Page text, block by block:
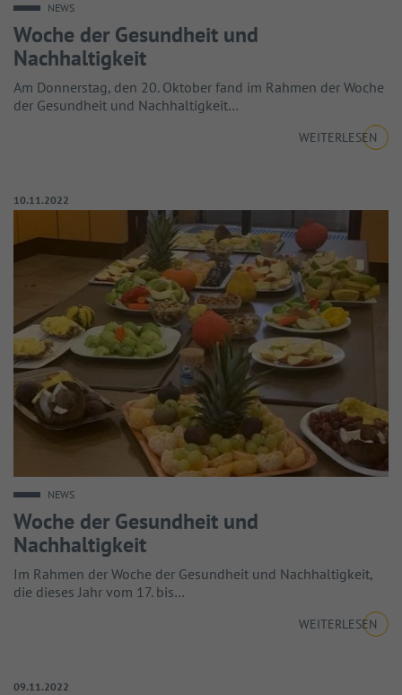
Woche der Gesundheit und
Nachhaltigkeit
NEWS
Am Donnerstag, den 20. Oktober fand im Rahmen der Woche
der Gesundheit und Nachhaltigkeit…
WEITERLESEN
Veröffentlicht am:
10.11.2022
Woche der Gesundheit und
Nachhaltigkeit
NEWS
Im Rahmen der Woche der Gesundheit und Nachhaltigkeit,
die dieses Jahr vom 17. bis…
WEITERLESEN
Veröffentlicht am:
09.11.2022